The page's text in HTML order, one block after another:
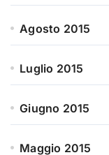
Agosto 2015
Luglio 2015
Giugno 2015
Maggio 2015